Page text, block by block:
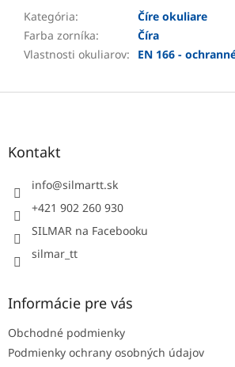
Kategória:
Číre okuliare
Farba zorníka:
Číra
Vlastnosti okuliarov: EN 166 -
Z
Kontakt
info@silmartt.sk
+421 902 260 930
SILMAR na Facebooku
silmar_tt
Informácie pre vás
Obchodné podmienky
Podmienky ochrany osobných údajov